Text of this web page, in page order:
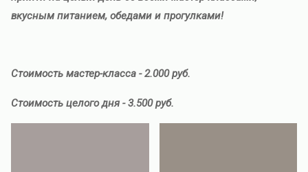
вкусным питанием, обедами и прогулками!
Стоимость мастер-класса - 2.000 руб.
Стоимость целого дня - 3.500 руб.